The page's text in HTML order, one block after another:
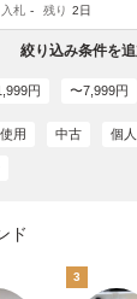
入札 - 残り 2日
絞り込み条件を
円 〜7,999円
用 中古 個
ド
3